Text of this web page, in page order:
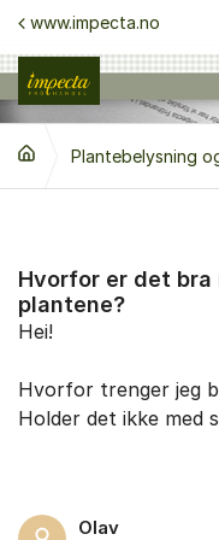
Gå til innhold
www.impecta.no
Ta
Plantebelysning
Hvorfor er det
plantene?
Hei!
Hvorfor trenger jeg
Holder det ikke med
Olav